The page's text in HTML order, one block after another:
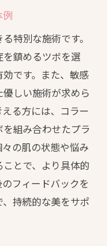
特別な施術です。
鎮めるツボを選
です。また、敏感
しい施術が求めら
る方には、コラー
組み合わせたプラ
の肌の状態や悩み
とで、より具体的
フィードバックを
持続的な美をサポ